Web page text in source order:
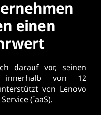
einen
darauf vor, seinen
innerhalb von 12
von Lenovo
(IaaS).